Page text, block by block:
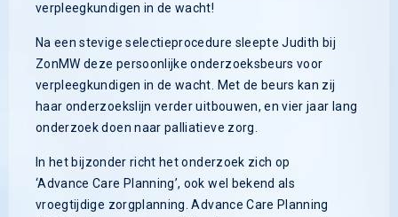
verpleegkundigen in de wacht!
Na een stevige selectieprocedure sleepte Judith bij
ZonMW deze persoonlijke onderzoeksbeurs voor
verpleegkundigen in de wacht. Met de beurs kan zij
haar onderzoekslijn verder uitbouwen, en vier jaar lang
onderzoek doen naar palliatieve zorg.
In het bijzonder richt het onderzoek zich op
‘Advance Care Planning’, ook wel bekend als
vroegtijdige zorgplanning. Advance Care Planning